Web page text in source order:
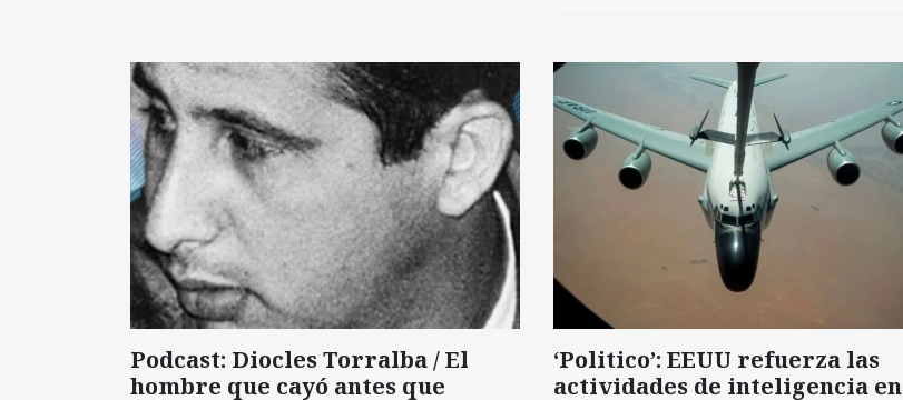
Podcast: Diocles Torralba / El
hombre que cayó antes que
‘Politico’: EEUU refuerza las
actividades de inteligencia en